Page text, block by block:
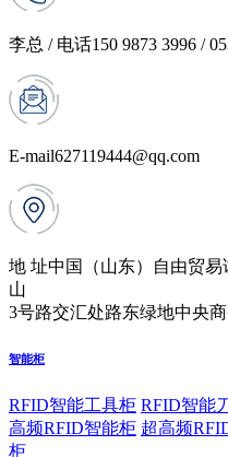
李总 / 电话150 9873 3996 /
E-mail627119444@qq.com
地 址中国（山东）自由贸
山
3号路交汇处路东绿地中央商
智能柜
RFID智能工具柜 RFID智能
高频RFID智能柜 超高频
柜